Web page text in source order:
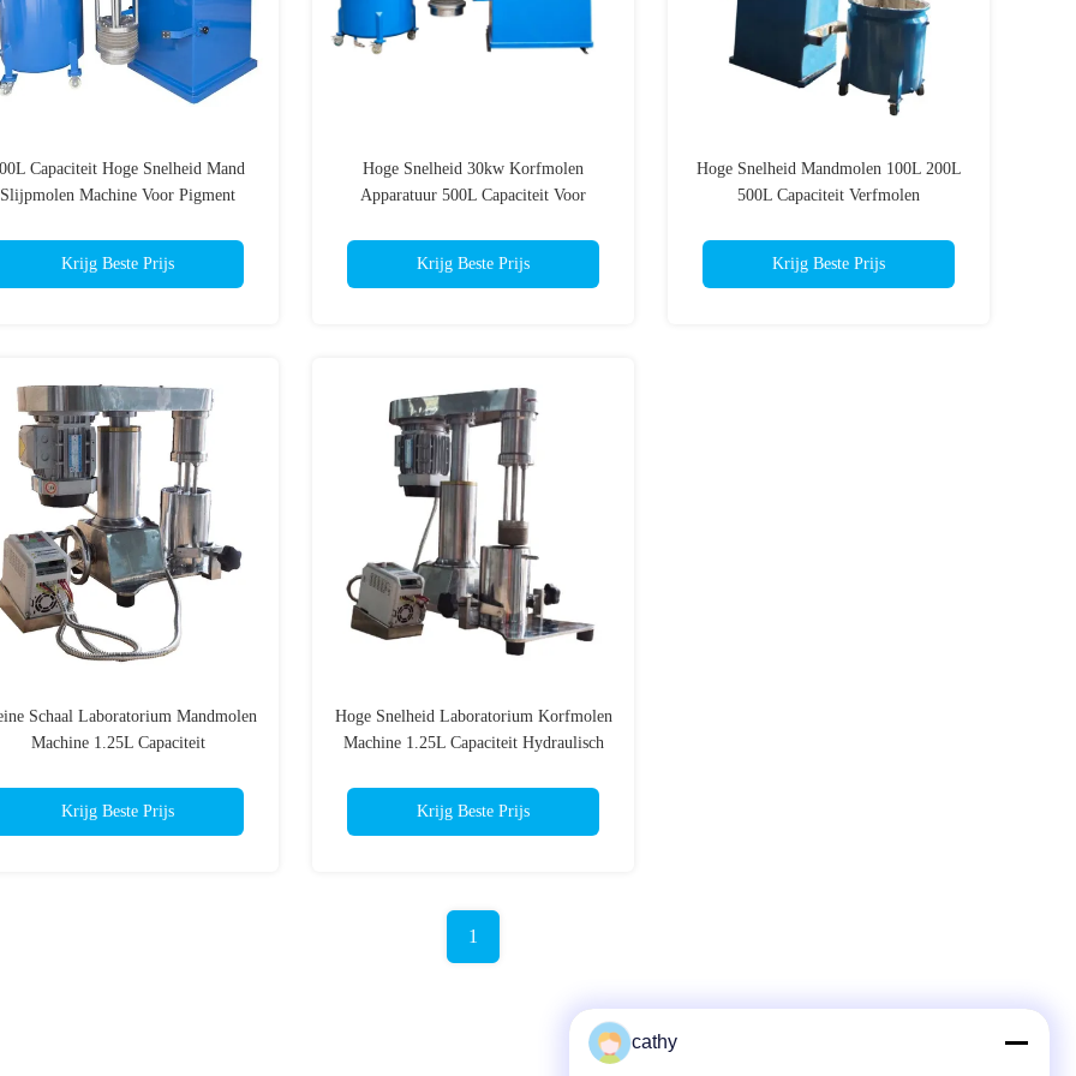
Capaciteit Hoge Snelheid Mand
Slijpmolen Machine Voor Pigment
Krijg Beste Prijs
Hoge Snelheid 30kw Korfmolen
Apparatuur 500L Capaciteit Voor
Krijg Beste Prijs
Hoge Snelheid Mandmolen 100L 200L
500L Capaciteit Verfmolen
Krijg Beste Prijs
Schaal Laboratorium Mandmolen
Machine 1.25L Capaciteit
Krijg Beste Prijs
Hoge Snelheid Laboratorium Korfmolen
Machine 1.25L Capaciteit Hydraulisch
Krijg Beste Prijs
1
cathy